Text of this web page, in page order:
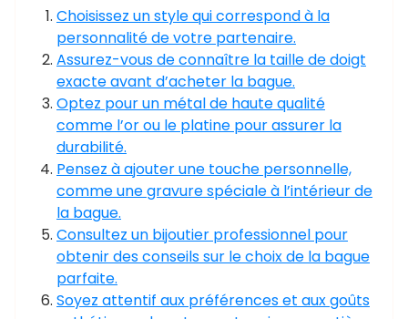
Choisissez un style qui correspond à la
personnalité de votre partenaire.
Assurez-vous de connaître la taille de doigt
exacte avant d’acheter la bague.
Optez pour un métal de haute qualité
comme l’or ou le platine pour assurer la
durabilité.
Pensez à ajouter une touche personnelle,
comme une gravure spéciale à l’intérieur de
la bague.
Consultez un bijoutier professionnel pour
obtenir des conseils sur le choix de la bague
parfaite.
Soyez attentif aux préférences et aux goûts